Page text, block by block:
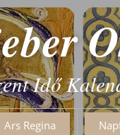
Idő
Ars Regina